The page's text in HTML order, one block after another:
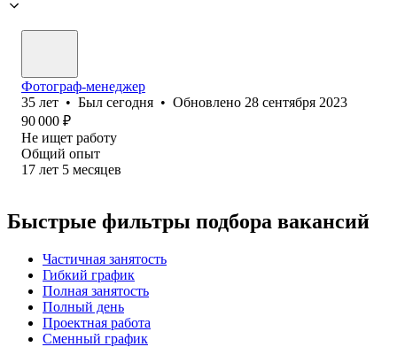
Фотограф-менеджер
35 лет • Был сегодня • Обновлено 28 сентября 2023
90 000 ₽
Не ищет работу
Общий опыт
17 лет 5 месяцев
Быстрые фильтры подбора вакансий
Частичная занятость
Гибкий график
Полная занятость
Полный день
Проектная работа
Сменный график